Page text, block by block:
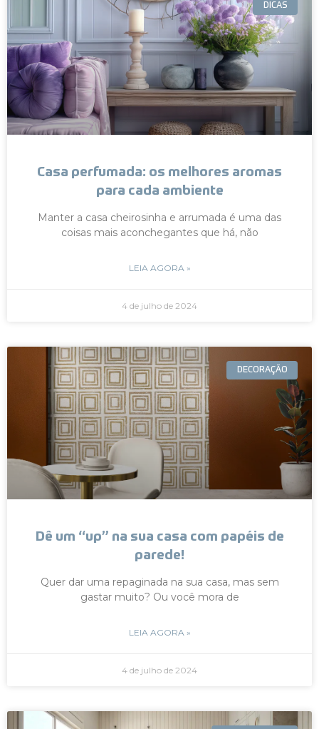
DICAS
Casa perfumada: os melhores aromas
para cada ambiente
Manter a casa cheirosinha e arrumada é uma das
coisas mais aconchegantes que há, não
LEIA AGORA »
4 de julho de 2024
DECORAÇÃO
Dê um “up” na sua casa com papéis de
parede!
Quer dar uma repaginada na sua casa, mas sem
gastar muito? Ou você mora de
LEIA AGORA »
4 de julho de 2024